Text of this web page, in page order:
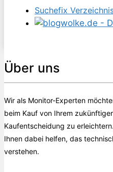
Suchefix
Über uns
Wir als Monitor-Experten
beim Kauf von Ihrem
Kaufentscheidung zu
Ihnen dabei helfen, das
verstehen.